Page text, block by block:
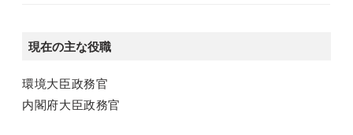
現在の主な役職
環境大臣政務官
内閣府大臣政務官